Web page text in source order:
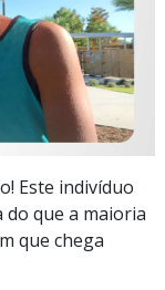
Este indivíduo
que a maioria
que chega